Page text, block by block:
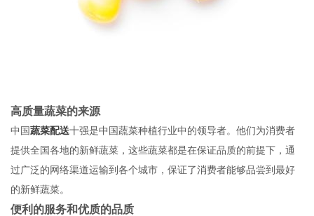
高质量蔬菜的来源
中国蔬菜配送十强是中国蔬菜种植行业中的领导者。他们为消费者
提供全国各地的新鲜蔬菜，这些蔬菜都是在保证品质的前提下，通
过广泛的网络渠道运输到各个城市，保证了消费者能够品尝到最好
的新鲜蔬菜。
便利的服务和优质的品质